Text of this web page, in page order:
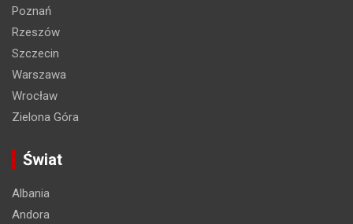
Poznań
Rzeszów
Szczecin
Warszawa
Wrocław
Zielona Góra
Świat
Albania
Andora